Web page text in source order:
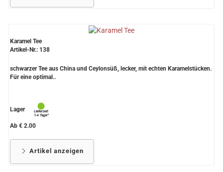
Karamel Tee
Artikel-Nr.: 138
schwarzer Tee aus China und Ceylonsüß, lecker, mit echten Karamelstücken.
Für eine optimal..
Lager
Ab € 2.00
Artikel anzeigen